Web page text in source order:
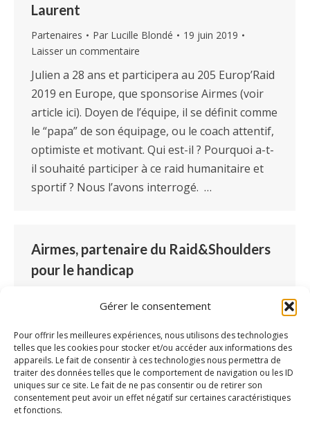
Gérer le consentement
Pour offrir les meilleures expériences, nous utilisons des technologies
telles que les cookies pour stocker et/ou accéder aux informations des
appareils. Le fait de consentir à ces technologies nous permettra de
traiter des données telles que le comportement de navigation ou les ID
uniques sur ce site. Le fait de ne pas consentir ou de retirer son
consentement peut avoir un effet négatif sur certaines caractéristiques
et fonctions.
Laurent
Partenaires Par Lucille Blondé
19 juin 2019
Laisser un commentaire
Julien a 28 ans et participera au 205 Europ’Raid
2019 en Europe, que sponsorise Airmes (voir
article ici). Doyen de l’équipe, il se définit comme
le “papa” de son équipage, ou le coach attentif,
optimiste et motivant. Qui est-il ? Pourquoi a-t-
il souhaité participer à ce raid humanitaire et
sportif ? Nous l’avons interrogé. …
Airmes, partenaire du Raid&Shoulders
pour le handicap
Laisser un commentaire
Le Raid&Shoulders, un équipage franc-comtois
du 205 Europ’Raid 2019, et le logiciel Airmes
s’associent cette année pour défendre
l’accompagnement des personnes en situation
de handicap à travers l’Europe. Zoom sur un